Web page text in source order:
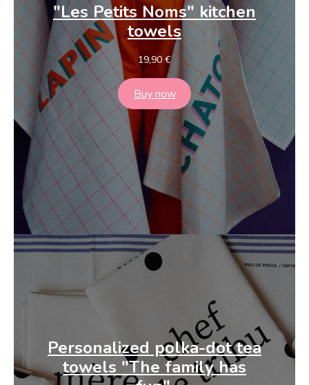
"Les Petits Noms"kitchen
towels
19,90 €
Buy now
Personalized polka-dot tea
towels "The family has